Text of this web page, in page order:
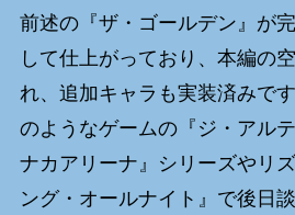
前述の『ザ・ゴールデン』が
して仕上がっており、本編の
れ、追加キャラも実装済みです
のようなゲームの『ジ・アル
ナカアリーナ』シリーズやリ
ング・オールナイト』で後日